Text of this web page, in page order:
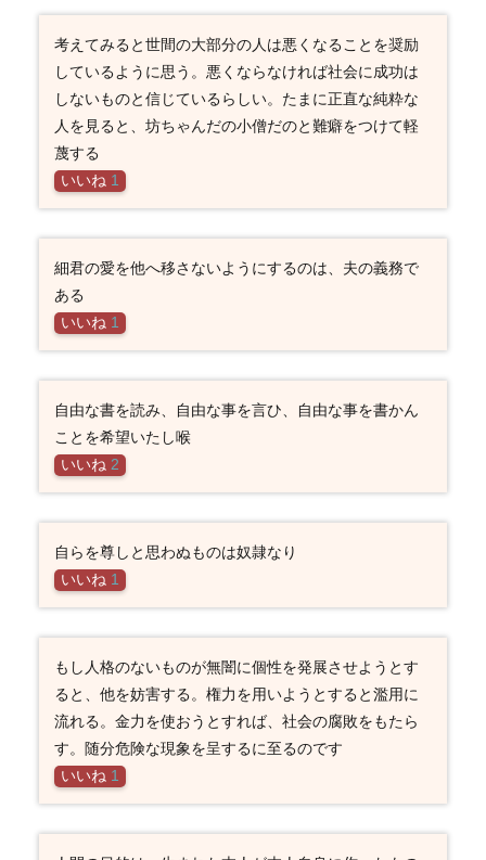
考えてみると世間の大部分の人は悪くなることを奨励
しているように思う。悪くならなければ社会に成功は
しないものと信じているらしい。たまに正直な純粋な
人を見ると、坊ちゃんだの小僧だのと難癖をつけて軽
蔑する
いいね 1
細君の愛を他へ移さないようにするのは、夫の義務で
ある
いいね 1
自由な書を読み、自由な事を言ひ、自由な事を書かん
ことを希望いたし喉
いいね 2
自らを尊しと思わぬものは奴隷なり
いいね 1
もし人格のないものが無闇に個性を発展させようとす
ると、他を妨害する。権力を用いようとすると濫用に
流れる。金力を使おうとすれば、社会の腐敗をもたら
す。随分危険な現象を呈するに至るのです
いいね 1